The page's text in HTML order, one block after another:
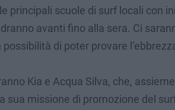
principali scuole di surf locali con
avanti fino alla sera. Ci
di poter provare
Kia e Acqua Silva, che,
sua missione di promozione del